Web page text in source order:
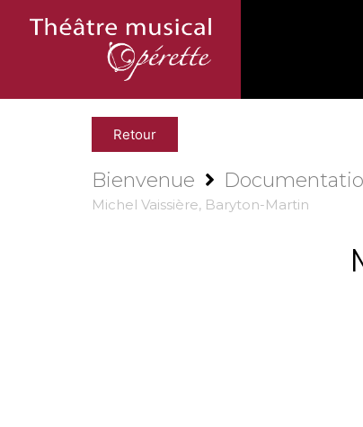
Retour
Bienvenue
Michel Vaissière, Baryton-Martin